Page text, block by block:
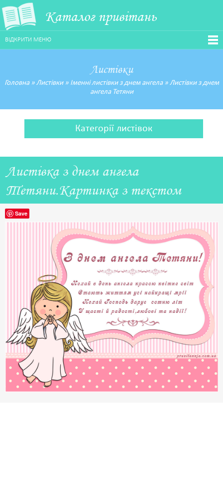
Каталог привітань
ВІДКРИТИ МЕНЮ
Листівки
Головна» Листівки» Іменні листівки з днем ангела» Листівки з днем
ангела Тетяни
Категорії листівок
Листівка з днем ангела
Тетяни.Картинка з текстом
Save